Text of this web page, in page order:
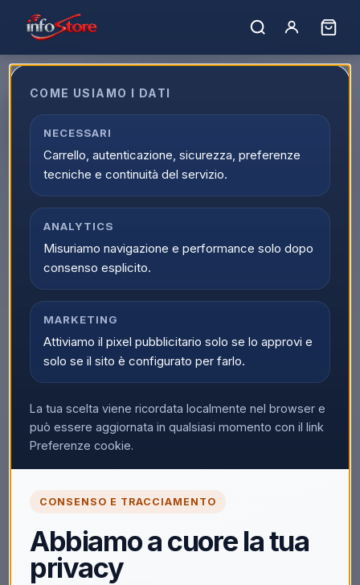
CONSENSO E TRACCIAMENTO
Abbiamo a cuore la tua
privacy
COME USIAMO I DATI
NECESSARI
Carrello, autenticazione, sicurezza, preferenze
tecniche e continuità del servizio.
ANALYTICS
Misuriamo navigazione e performance solo dopo
consenso esplicito.
MARKETING
Attiviamo il pixel pubblicitario solo se lo approvi e
solo se il sito è configurato per farlo.
La tua scelta viene ricordata localmente nel browser e
può essere aggiornata in qualsiasi momento con il link
Preferenze cookie.
Apple iPhone 17 Pro 256GB 6,3"
Cosmic Orange MG8H4QN/A
EAN: 195950627374
🔒
Accedi per vedere i prezzi
Solo i clienti registrati e abilitati possono visualizzare i